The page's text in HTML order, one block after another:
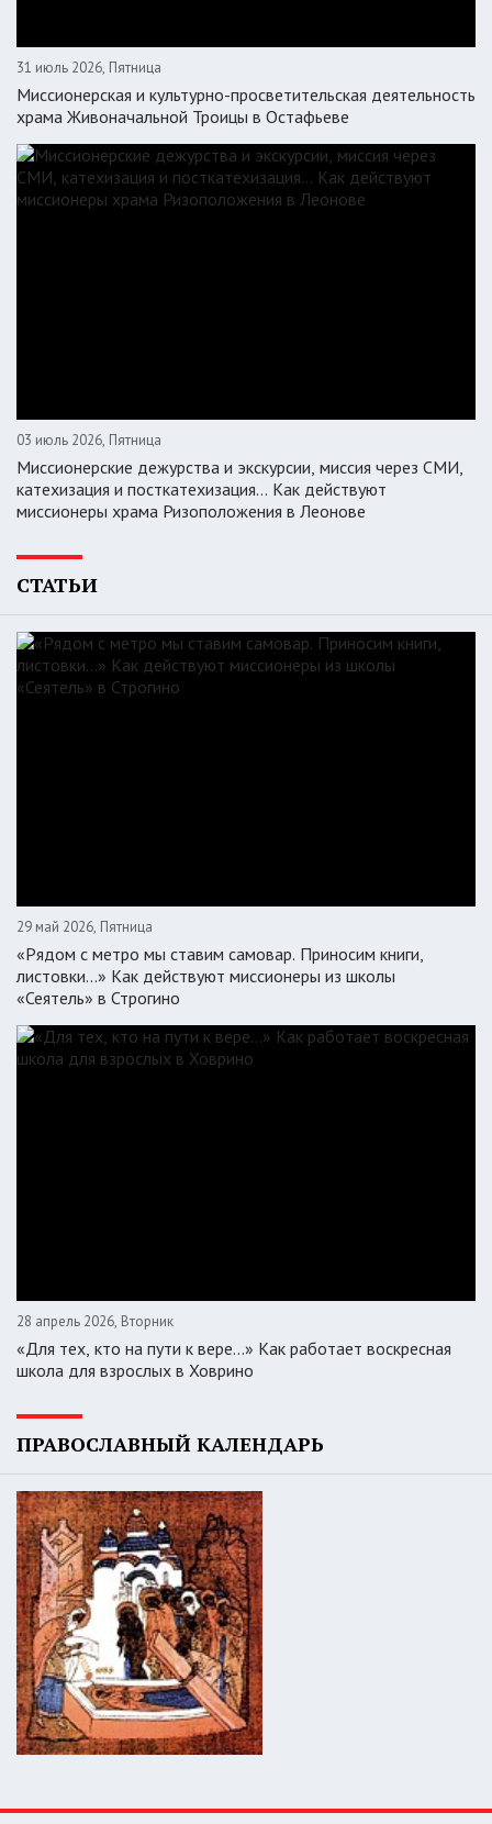
31 июль 2026, Пятница
Миссионерская и культурно-просветительская деятельность
храма Живоначальной Троицы в Остафьеве
03 июль 2026, Пятница
Миссионерские дежурства и экскурсии, миссия через СМИ,
катехизация и посткатехизация… Как действуют
миссионеры храма Ризоположения в Леонове
СТАТЬИ
29 май 2026, Пятница
«Рядом с метро мы ставим самовар. Приносим книги,
листовки…» Как действуют миссионеры из школы
«Сеятель» в Строгино
28 апрель 2026, Вторник
«Для тех, кто на пути к вере...» Как работает воскресная
школа для взрослых в Ховрино
ПРАВОСЛАВНЫЙ КАЛЕНДАРЬ